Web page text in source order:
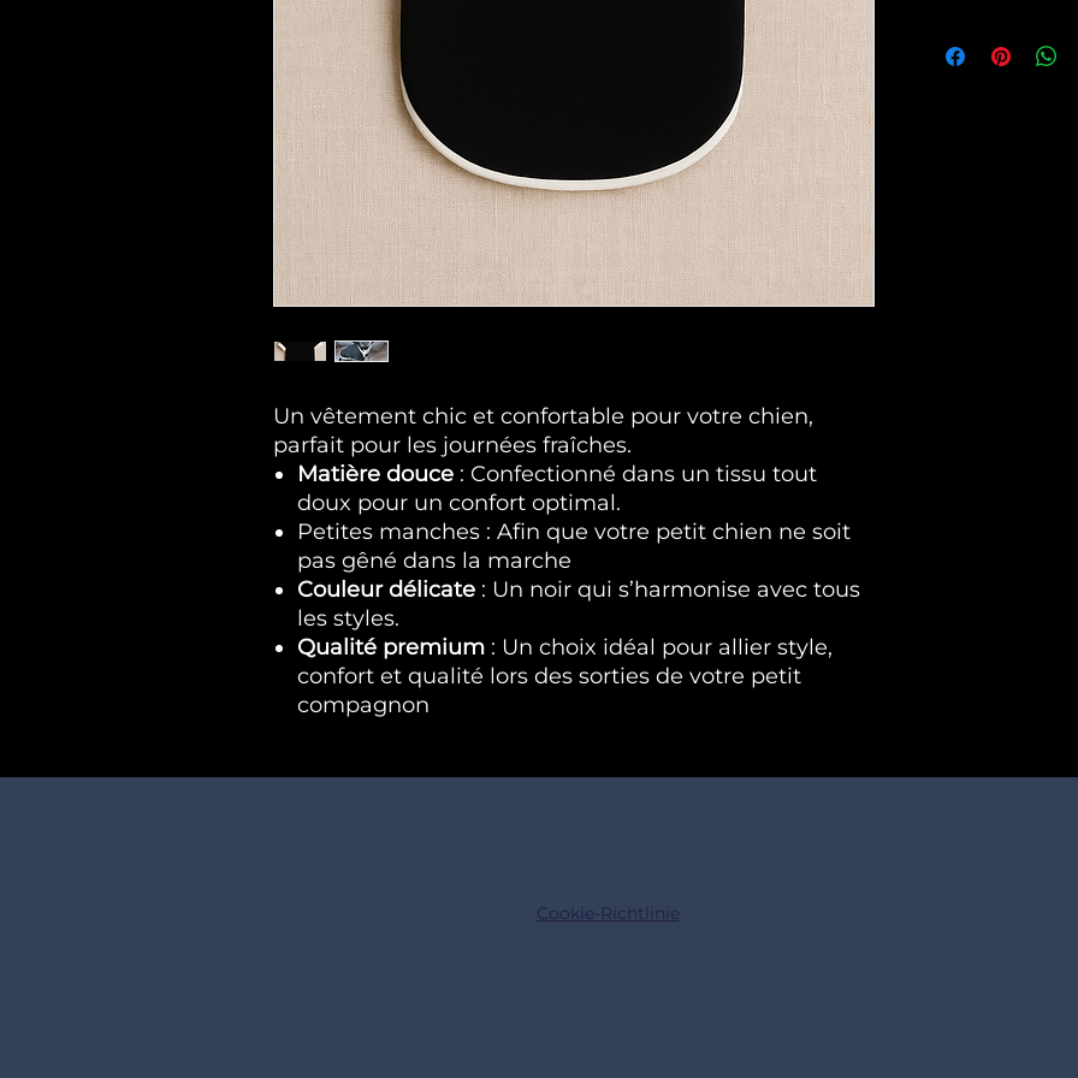
Un vêtement chic et confortable pour votre chien,
parfait pour les journées fraîches.
Matière douce : Confectionné dans un tissu tout
doux pour un confort optimal.
Petites manches : Afin que votre petit chien ne soit
pas gêné dans la marche
Couleur délicate : Un noir qui s’harmonise avec tous
les styles.
Qualité premium : Un choix idéal pour allier style,
confort et qualité lors des sorties de votre petit
compagnon
Espagne,
D ACHAT
Cookie-Richtlinie